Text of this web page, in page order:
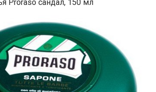
Proraso сандал, 150 мл